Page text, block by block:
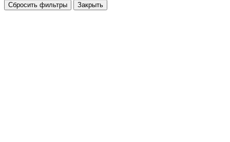
Сбросить фильтры Закрыть